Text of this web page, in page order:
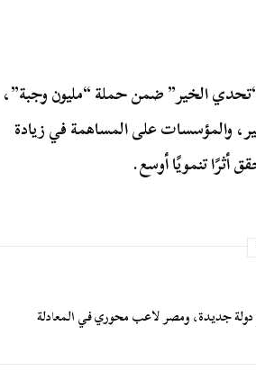
الخير” ضمن حملة “مليون وجبة”،
والمؤسسات على المساهمة في زيادة
أثرًا تنمويًا أوسع.
دولة جديدة، ومصر لاعب محوري في المعادلة